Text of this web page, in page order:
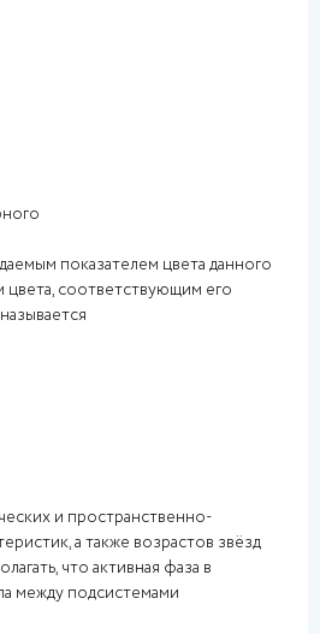
показателем цвета данного
цвета, соответствующим его
и пространственно-
а также возрастов звёзд
что активная фаза в
между подсистемами